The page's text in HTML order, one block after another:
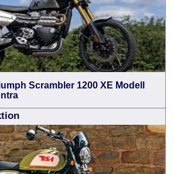
Scrambler 1200 XE Modell